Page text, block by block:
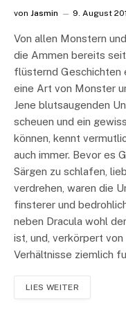
von Jasmin 9. August
Von allen Monstern
die Ammen bereits
flüsternd Geschichten
eine Art von Monster
Jene blutsaugenden
scheuen und ein
können, kennt
auch immer. Bevor es
Särgen zu schlafen,
verdrehen, waren die
finsterer und
neben Dracula wohl
ist, und, verkörpert
Verhältnisse ziemlich
LIES WEITER